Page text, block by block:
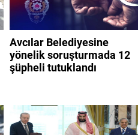
Avcılar Belediyesine
yönelik soruşturmada 12
şüpheli tutuklandı